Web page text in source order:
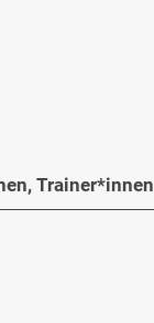
Trainer*innen